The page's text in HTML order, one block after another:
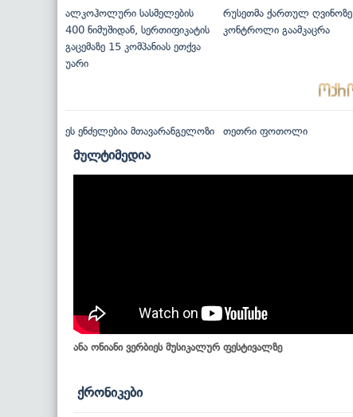
ალკოჰოლური სასმელების
400 ნიმუშიდან, სერთიფიკატის
გაცემაზე 15 კომპანიას ეთქვა
უარი
რუსეთმა ქართულ ღვინოზე
კონტროლი გაამკაცრა
ეს ენძელებია მთავარანგელოზი თეთრი ფოთოლი
მულტიმედია
ანა ონიანი ვერბიეს მუსიკალურ ფესტივალზე
ქრონიკები